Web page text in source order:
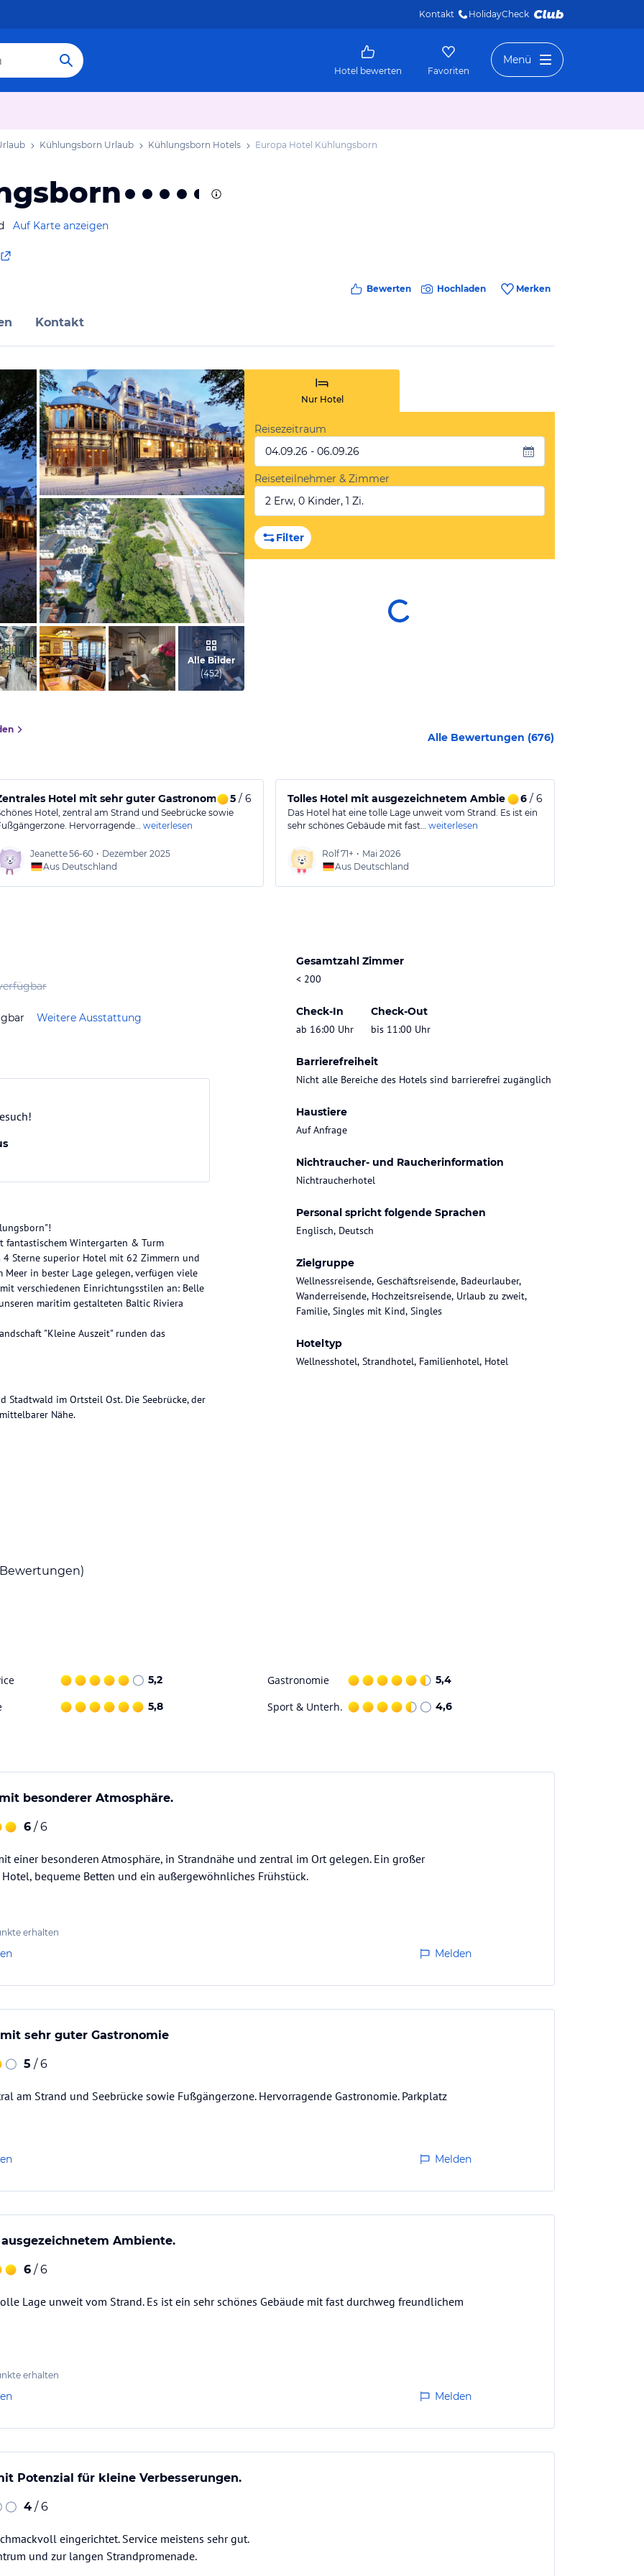
Kontakt HolidayCheck
Hotel bewerten Favoriten
Menü
Kühlungsborn Urlaub Kühlungsborn Hotels Europa Hotel Kühlungsborn
Auf Karte anzeigen
Bewerten Hochladen Merken
Kontakt
vom Hotelier, Mai 2026
vom Hotelier, April 2018
Alle Bilder
(452)
Nur Hotel
Reisezeitraum
04.09.26 - 06.09.26
Reiseteilnehmer & Zimmer
2 Erw, 0 Kinder, 1 Zi.
Filter
Alle Bewertungen (676)
Hotel mit sehr guter Gastronomie 5/ 6
Hotel, zentral am Strand und Seebrücke sowie
Hervorragende… weiterlesen
Jeanette56-60 • Dezember 2025
Aus Deutschland
Tolles Hotel mit ausgezeichnetem Ambiente.
6/ 6
Das Hotel hat eine tolle Lage unweit vom Strand. Es ist ein
sehr schönes Gebäude mit fast… weiterlesen
Rolf71+ • Mai 2026
Aus Deutschland
Weitere Ausstattung
Gesamtzahl Zimmer
< 200
Check-In
ab 16:00 Uhr
Check-Out
bis 11:00 Uhr
Barrierefreiheit
Nicht alle Bereiche des Hotels sind barrierefrei zugänglich
Haustiere
Auf Anfrage
Nichtraucher- und Raucherinformation
Nichtraucherhotel
Personal spricht folgende Sprachen
Englisch, Deutsch
Zielgruppe
Wellnessreisende, Geschäftsreisende, Badeurlauber,
Wanderreisende, Hochzeitsreisende, Urlaub zu zweit,
Familie, Singles mit Kind, Singles
Hoteltyp
Wellnesshotel, Strandhotel, Familienhotel, Hotel
fantastischem Wintergarten & Turm
Sterne superior Hotel mit 62 Zimmern und
in bester Lage gelegen, verfügen viele
verschiedenen Einrichtungsstilen an: Belle
maritim gestalteten Baltic Riviera
"Kleine Auszeit" runden das
im Ortsteil Ost. Die Seebrücke, der
Nähe.
Alle Angaben ohne
die verbindlichen Angebotsdetails des
Bewertungen)
5,2 Gastronomie 5,4
5,8 Sport & Unterh. 4,6
besonderer Atmosphäre.
6 / 6
einer besonderen Atmosphäre, in Strandnähe und zentral im Ort gelegen. Ein großer
bequeme Betten und ein außergewöhnliches Frühstück.
erhalten
Melden
sehr guter Gastronomie
5 / 6
am Strand und Seebrücke sowie Fußgängerzone. Hervorragende Gastronomie. Parkplatz
Melden
Ambiente.
6 / 6
Lage unweit vom Strand. Es ist ein sehr schönes Gebäude mit fast durchweg freundlichem
erhalten
Melden
Potenzial für kleine Verbesserungen.
4 / 6
eingerichtet. Service meistens sehr gut.
und zur langen Strandpromenade.